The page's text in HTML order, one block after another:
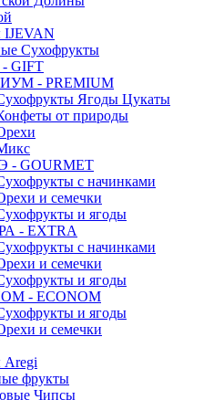
IJEVAN
Сухофрукты
GIFT
- PREMIUM
Ягоды Цукаты
от природы
- GOURMET
с начинками
и семечки
и ягоды
- EXTRA
с начинками
и семечки
и ягоды
- ECONOM
и ягоды
и семечки
Aregi
фрукты
Чипсы